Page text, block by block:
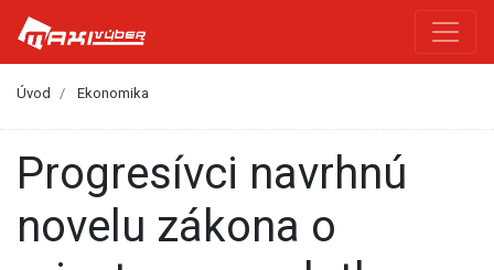
Úvod Ekonomika
Progresívci navrhnú
novelu zákona o